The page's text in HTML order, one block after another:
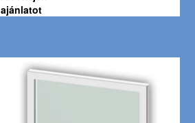
ajánlatot